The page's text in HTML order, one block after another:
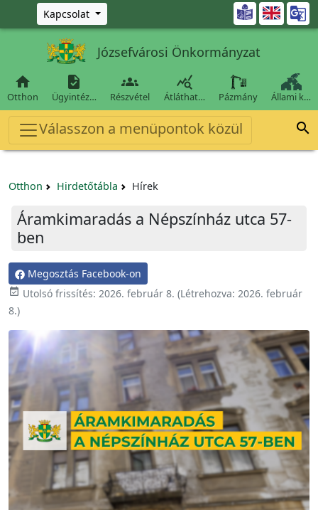
Ugrás a fő tartalomra
Kapcsolat 
Józsefvárosi Önkormányzat

Otthon

Ügyintéz…

Részvétel

Átláthat… Pázmány Állami k…
Válasszon a menüpontok közül 
Otthon Hirdetőtábla Hírek
Áramkimaradás a Népszínház utca 57-
ben
Megosztás Facebook-on
 Utolsó frissítés: 2026. február 8. (Létrehozva: 2026. február
8.)